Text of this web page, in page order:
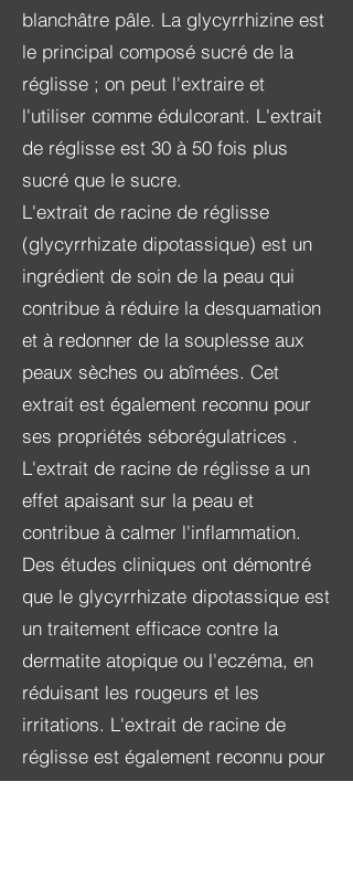
blanchâtre pâle. La glycyrrhizine est
le principal composé sucré de la
réglisse ; on peut l'extraire et
l'utiliser comme édulcorant. L'extrait
de réglisse est 30 à 50 fois plus
sucré que le sucre.
L'extrait de racine de réglisse
(glycyrrhizate dipotassique) est un
ingrédient de soin de la peau qui
contribue à réduire la desquamation
et à redonner de la souplesse aux
peaux sèches ou abîmées. Cet
extrait est également reconnu pour
ses propriétés séborégulatrices .
L'extrait de racine de réglisse a un
effet apaisant sur la peau et
contribue à calmer l'inflammation.
Des études cliniques ont démontré
que le glycyrrhizate dipotassique est
un traitement efficace contre la
dermatite atopique ou l'eczéma, en
réduisant les rougeurs et les
irritations. L'extrait de racine de
réglisse est également reconnu pour
maintenir un taux d'acide